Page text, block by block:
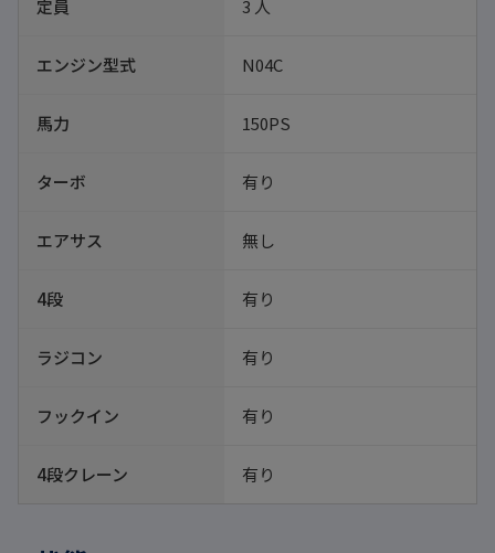
定員 3 人
エンジン型式 N04C
馬力 150PS
ターボ 有り
エアサス 無し
4段 有り
ラジコン 有り
フックイン 有り
4段クレーン 有り